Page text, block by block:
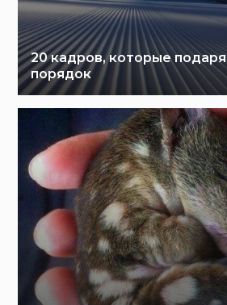
20 кадров, которые
порядок